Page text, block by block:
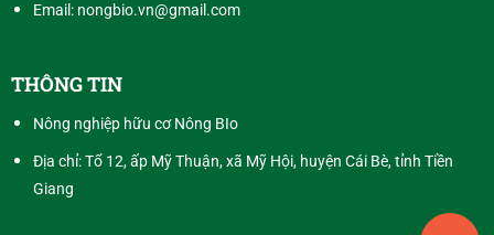
Email: nongbio.vn@gmail.com
THÔNG TIN
Nông nghiệp hữu cơ Nông BIo
Địa chỉ: Tổ 12, ấp Mỹ Thuận, xã Mỹ Hội, huyện Cái Bè, tỉnh Tiền
Giang